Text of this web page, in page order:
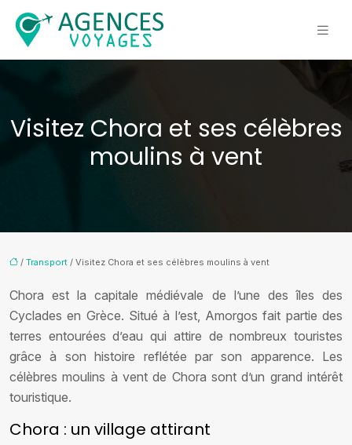
Visitez Chora et ses célèbres
moulins à vent
/ Transport / Visitez Chora et ses célèbres moulins à vent
Chora est la capitale médiévale de l’une des îles des
Cyclades en Grèce. Situé à l’est, Amorgos fait partie des
terres entourées d’eau qui attire de nombreux touristes
grâce à son histoire reflétée par son apparence. Les
célèbres moulins à vent de Chora sont d’un grand intérêt
touristique.
Chora : un village attirant